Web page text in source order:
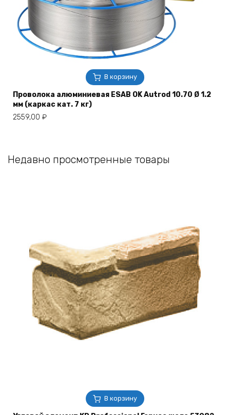
В корзину
Проволока алюминиевая ESAB OK Autrod 10.70 Ø 1.2
мм (каркас кат. 7 кг)
2559,00 ₽
Недавно просмотренные товары
В корзину